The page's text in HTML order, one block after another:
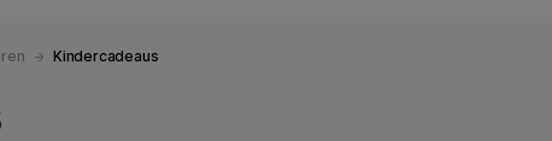
Kindercadeaus